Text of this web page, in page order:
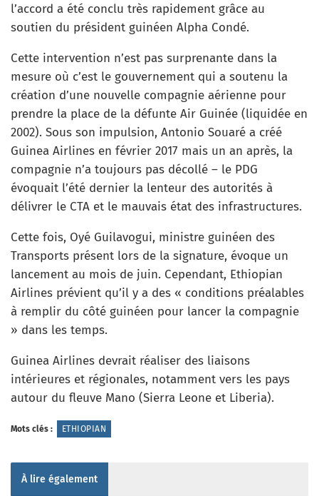
l’accord a été conclu très rapidement grâce au
soutien du président guinéen Alpha Condé.
Cette intervention n’est pas surprenante dans la
mesure où c’est le gouvernement qui a soutenu la
création d’une nouvelle compagnie aérienne pour
prendre la place de la défunte Air Guinée (liquidée en
2002). Sous son impulsion, Antonio Souaré a créé
Guinea Airlines en février 2017 mais un an après, la
compagnie n’a toujours pas décollé – le PDG
évoquait l’été dernier la lenteur des autorités à
délivrer le CTA et le mauvais état des infrastructures.
Cette fois, Oyé Guilavogui, ministre guinéen des
Transports présent lors de la signature, évoque un
lancement au mois de juin. Cependant, Ethiopian
Airlines prévient qu’il y a des « conditions préalables
à remplir du côté guinéen pour lancer la compagnie
» dans les temps.
Guinea Airlines devrait réaliser des liaisons
intérieures et régionales, notamment vers les pays
autour du fleuve Mano (Sierra Leone et Liberia).
Mots clés : ETHIOPIAN
À lire également